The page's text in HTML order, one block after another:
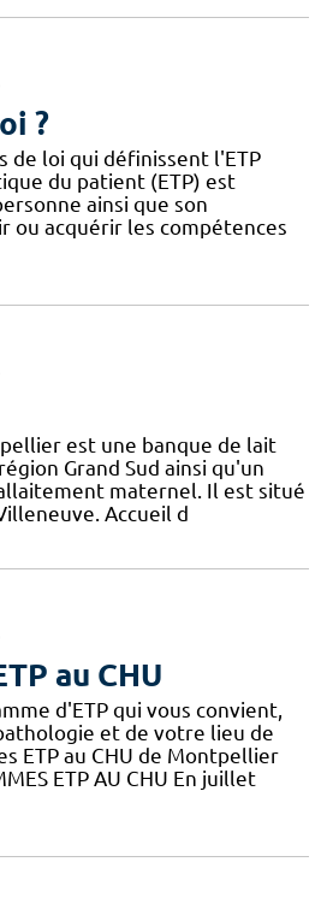
?
loi qui définissent l'ETP
du patient (ETP) est
ainsi que son
ou acquérir les compétences
est une banque de lait
Grand Sud ainsi qu'un
maternel. Il est situé
Accueil d
au CHU
d'ETP qui vous convient,
et de votre lieu de
ETP au CHU de Montpellier
ETP AU CHU En juillet